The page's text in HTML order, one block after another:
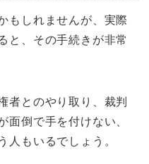
もしれませんが、実際
と、その手続きが非常
者とのやり取り、裁判
面倒で手を付けない、
人もいるでしょう。